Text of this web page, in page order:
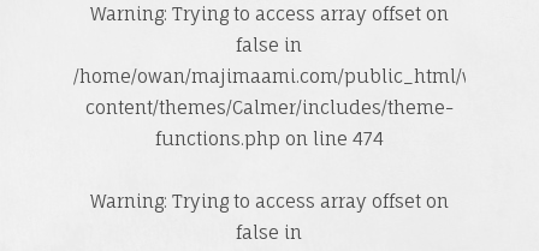
Warning: Trying to access array offset on
false in
/home/owan/majimaami.com/public_html/wp-
content/themes/Calmer/includes/theme-
functions.php on line 474
Warning: Trying to access array offset on
false in